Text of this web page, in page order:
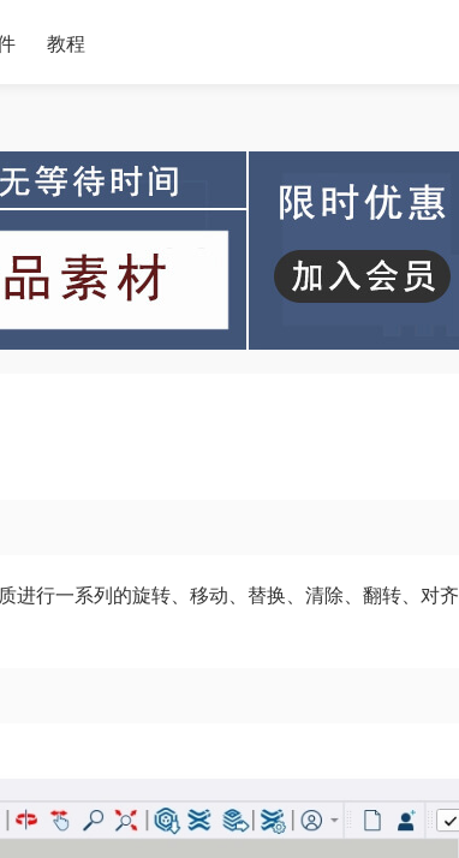
教程
进行一系列的旋转、移动、替换、清除、翻转、对齐